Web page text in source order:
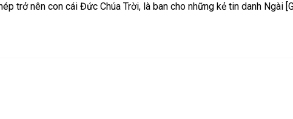
trở nên con cái Đức Chúa Trời, là ban cho những kẻ tin danh Ngài